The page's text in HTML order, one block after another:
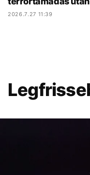
2026.7.27 11:39